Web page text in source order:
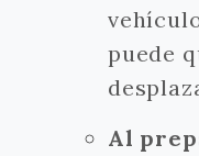
puede
Al